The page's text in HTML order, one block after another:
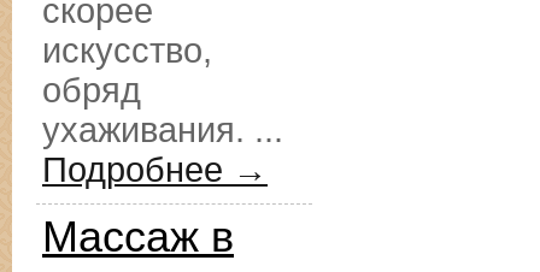
скорее
искусство,
обряд
ухаживания. ...
Подробнее →
Массаж в